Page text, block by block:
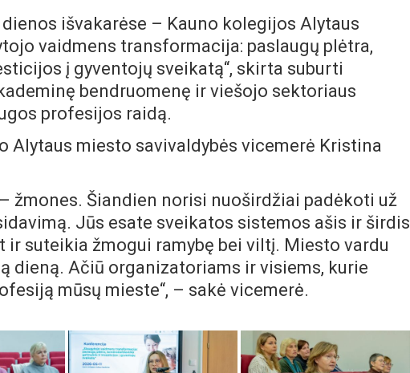
išvakarėse – Kauno kolegijos Alytaus
vaidmens transformacija: paslaugų plėtra,
į gyventojų sveikatą“, skirta suburti
bendruomenę ir viešojo sektoriaus
profesijos raidą.
Alytaus miesto savivaldybės vicemerė Kristina
žmones. Šiandien norisi nuoširdžiai padėkoti už
Jūs esate sveikatos sistemos ašis ir širdis
ir suteikia žmogui ramybę bei viltį. Miesto vardu
dieną. Ačiū organizatoriams ir visiems, kurie
mūsų mieste“, – sakė vicemerė.